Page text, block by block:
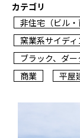
カテゴリ
非住宅（ビル・
窯業系サイデ
ブラック、ダ
商業
平屋